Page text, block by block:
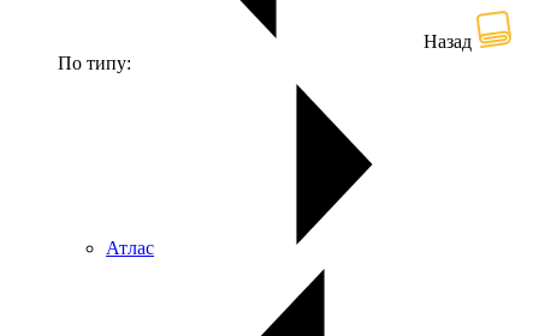
Назад
По типу:
Атлас